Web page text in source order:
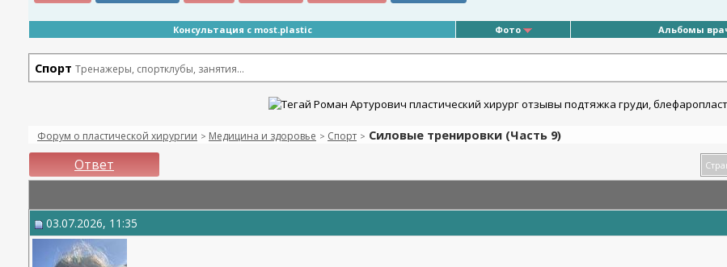
Консультация с most.plastic Фото Альбомы
Спорт Тренажеры, спортклубы, занятия...
Форум о пластической хирургии > Медицина и здоровье > Спорт > Силовые тренировки (Часть 9)
Ответ
03.07.2026, 11:35